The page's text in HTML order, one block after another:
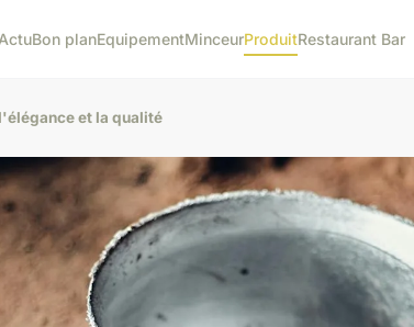
ActuBon planEquipementMinceurProduitRestaurant Bar
et la qualité